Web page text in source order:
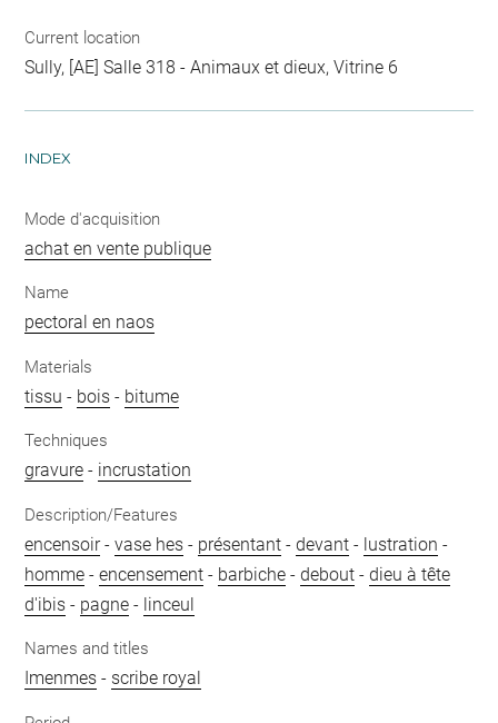
Current location
Sully, [AE] Salle 318 - Animaux et dieux, Vitrine 6
INDEX
Mode d'acquisition
achat en vente publique
Name
pectoral en naos
Materials
tissu - bois - bitume
Techniques
gravure - incrustation
Description/Features
encensoir-vase hes - présentant -devant - lustration -
homme -encensement - barbiche -debout -dieu à tête
d'ibis - pagne - linceul
Names and titles
Imenmes - scribe royal